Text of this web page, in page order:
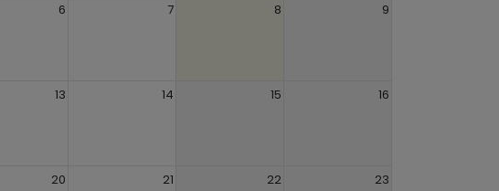
6 7 8 9
13 14 15 16
20 21 22 23